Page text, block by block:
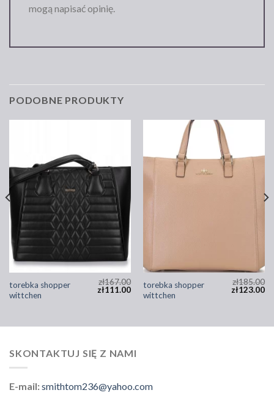
mogą napisać opinię.
PODOBNE PRODUKTY
torebka shopper
wittchen
zł167.00
zł111.00
torebka shopper
wittchen
zł185.00
zł123.00
SKONTAKTUJ SIĘ Z NAMI
E-mail:smithtom236@yahoo.com